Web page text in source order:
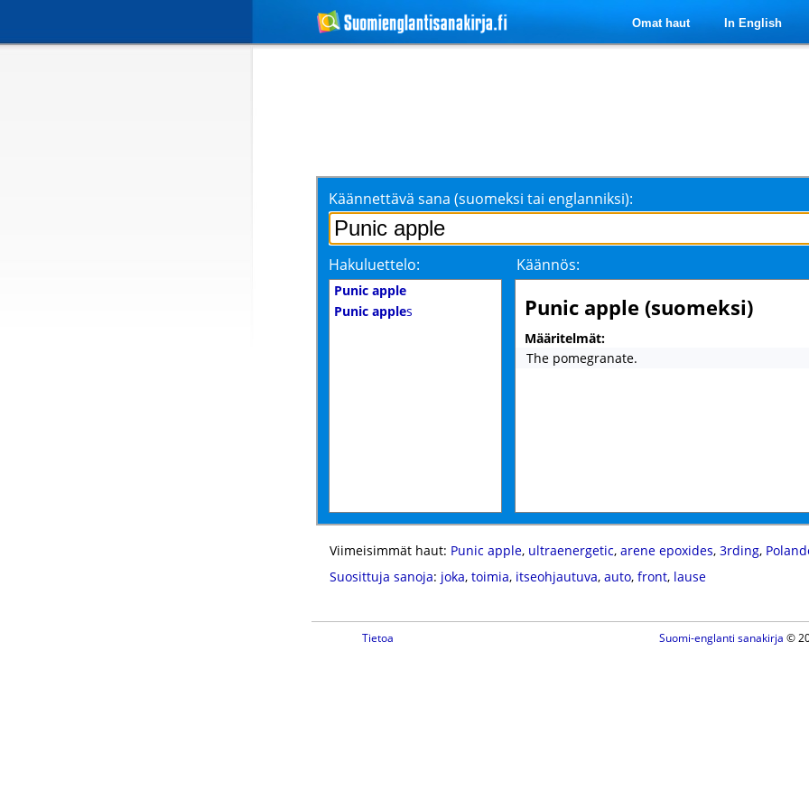
Omat haut In English
Käännettävä sana (suomeksi tai englanniksi):
Hakuluettelo: Käännös:
Punic apple
Punic apples Punic apple (suomeksi)
Määritelmät:
The pomegranate.
Viimeisimmät haut: Punic apple, ultraenergetic, arene epoxides, 3rding,
Suosittuja sanoja: joka, toimia, itseohjautuva, auto, front, lause
Tietoa Suomi-englanti sanakirja ©